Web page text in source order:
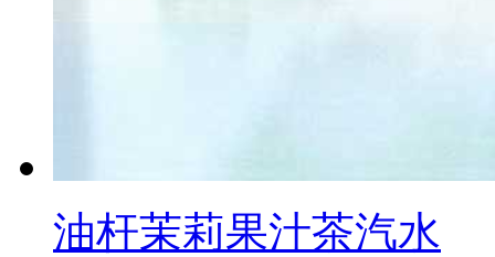
油杆茉莉果汁茶汽水